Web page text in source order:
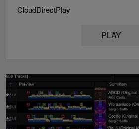
CloudDirectPlay
PLAY